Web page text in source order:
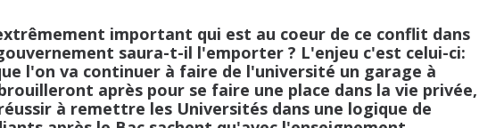
important qui est au coeur de ce conflit dans
saura-t-il l'emporter ? L'enjeu c'est celui-ci:
l'on va continuer à faire de l'université un garage à
après pour se faire une place dans la vie privée,
à remettre les Universités dans une logique de